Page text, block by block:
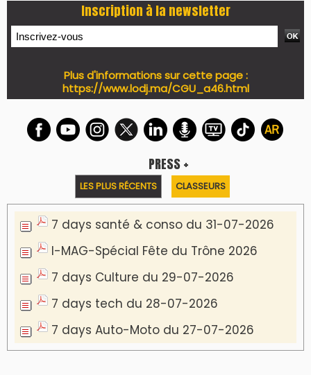
Inscription à la newsletter
Plus d'informations sur cette page :
https://www.lodj.ma/CGU_a46.html
PRESS +
LES PLUS RÉCENTS CLASSEURS
7 days santé & conso du 31-07-2026
I-MAG-Spécial Fête du Trône 2026
7 days Culture du 29-07-2026
7 days tech du 28-07-2026
7 days Auto-Moto du 27-07-2026